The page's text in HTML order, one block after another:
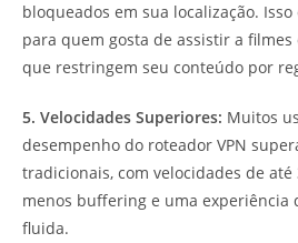
bloqueados em sua localização.
para quem gosta de assistir a
que restringem seu conteúdo por
5. Velocidades Superiores: Muitos
desempenho do roteador VPN
tradicionais, com velocidades de
menos buffering e uma experiência
fluida.